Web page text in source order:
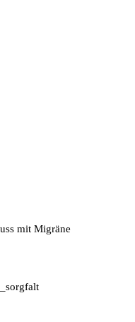
mit Migräne